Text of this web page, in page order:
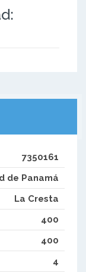
7350161
de Panamá
La Cresta
400
400
4